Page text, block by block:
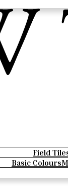
Field
Basic Colours